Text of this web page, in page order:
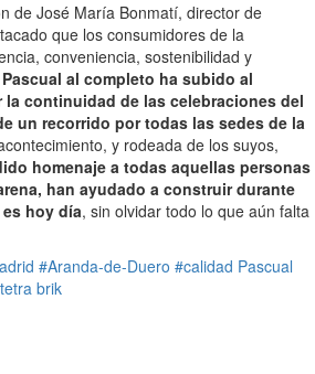
de José María Bonmatí, director de
que los consumidores de la
conveniencia, sostenibilidad y
al completo ha subido al
la continuidad de las celebraciones del
un recorrido por todas las sedes de la
y rodeada de los suyos,
homenaje a todas aquellas personas
han ayudado a construir durante
hoy día, sin olvidar todo lo que aún falta
#Aranda-de-Duero #calidad Pascual
brik